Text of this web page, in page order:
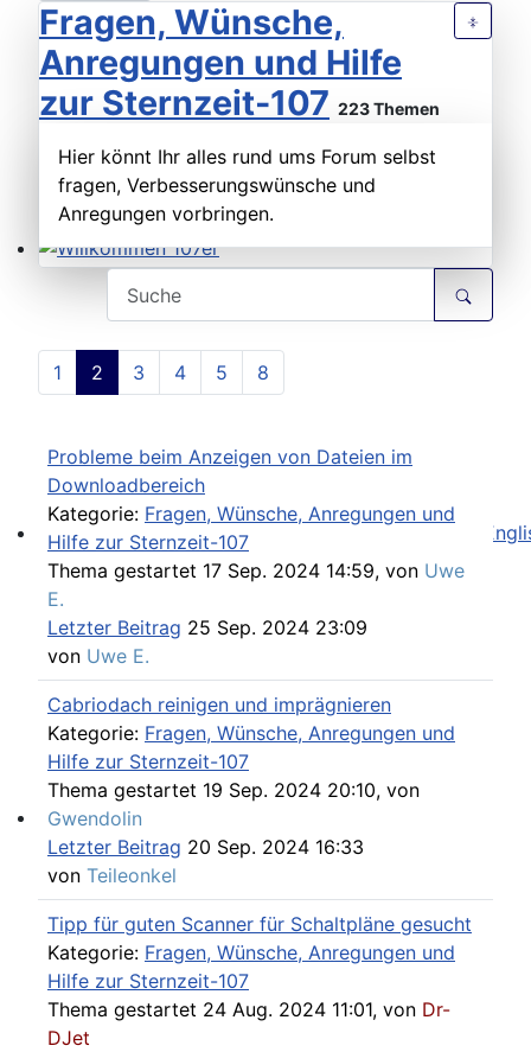
Willkommen 107er
Workshop Manual in der SLpedia - leider nur in
Willkommen andere MB Oldtimer
Fragen, Wünsche,
Anregungen und Hilfe
zur Sternzeit-107 223 Themen
Hier könnt Ihr alles rund ums Forum selbst
fragen, Verbesserungswünsche und
Anregungen vorbringen.
1 2 3 4 5 8
Probleme beim Anzeigen von Dateien im
Downloadbereich
Kategorie: Fragen, Wünsche, Anregungen und
Hilfe zur Sternzeit-107
Thema gestartet 17 Sep. 2024 14:59, von Uwe
E.
Letzter Beitrag 25 Sep. 2024 23:09
von Uwe E.
Cabriodach reinigen und imprägnieren
Kategorie: Fragen, Wünsche, Anregungen und
Hilfe zur Sternzeit-107
Thema gestartet 19 Sep. 2024 20:10, von
Gwendolin
Letzter Beitrag 20 Sep. 2024 16:33
von Teileonkel
Tipp für guten Scanner für Schaltpläne gesucht
Kategorie: Fragen, Wünsche, Anregungen und
Hilfe zur Sternzeit-107
Thema gestartet 24 Aug. 2024 11:01, von Dr-
DJet